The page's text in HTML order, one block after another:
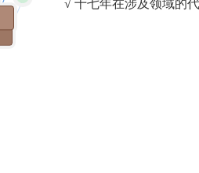
√ 十七年在涉及领域的